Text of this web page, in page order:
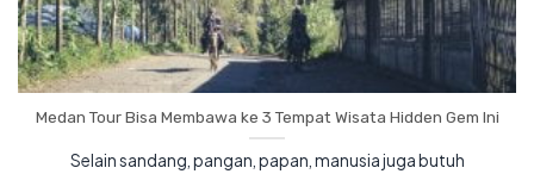
Medan Tour Bisa Membawa ke 3 Tempat Wisata Hidden Gem Ini
Selain sandang, pangan, papan, manusia juga butuh